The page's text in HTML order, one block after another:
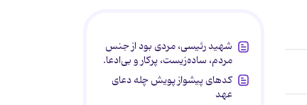
شهید رئیسی، مردی بود از جنس
مردم، ساده‌زیست، پرکار و بی‌ادعا.
کدهای پیشواز پویش چله دعای
عهد